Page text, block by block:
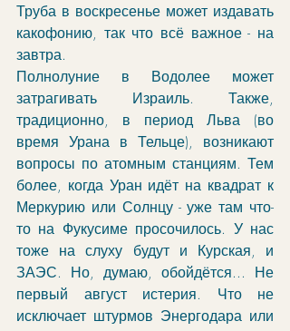
Труба в воскресенье может издавать
какофонию, так что всё важное - на
завтра.
Полнолуние в Водолее может
затрагивать Израиль. Также,
традиционно, в период Льва (во
время Урана в Тельце), возникают
вопросы по атомным станциям. Тем
более, когда Уран идёт на квадрат к
Меркурию или Солнцу - уже там что-
то на Фукусиме просочилось. У нас
тоже на слуху будут и Курская, и
ЗАЭС. Но, думаю, обойдётся... Не
первый август истерия. Что не
исключает штурмов Энергодара или